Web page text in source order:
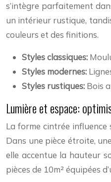
s’intègre parfaitement
un intérieur rustique,
couleurs et des finitions.
Styles classiques:
Styles modernes:
Styles rustiques: Bois
Lumière et espace:
La forme cintrée influence
Dans une pièce étroite,
elle accentue la hauteur
pièces de 10m² équipées